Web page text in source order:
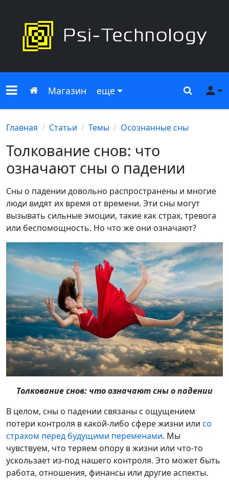
Меню сайта
Главная
Магазин еще Поиск
Главная Статьи Темы Осознанные сны
Толкование снов: что
означают сны о падении
Сны о падении довольно распространены и многие
люди видят их время от времени. Эти сны могут
вызывать сильные эмоции, такие как страх, тревога
или беспомощность. Но что же они означают?
Толкование снов: что означают сны о падении
В целом, сны о падении связаны с ощущением
потери контроля в какой-либо сфере жизни или со
страхом перед будущими переменами. Мы
чувствуем, что теряем опору в жизни или что-то
ускользает из-под нашего контроля. Это может быть
работа, отношения, финансы или другие аспекты.